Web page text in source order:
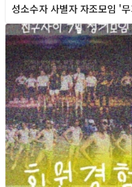
성소수자 사별자 자조모임 '